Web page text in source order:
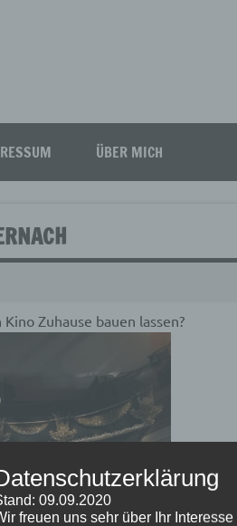
ÜBER MICH
Zuhause bauen lassen?
09.09.2020
freuen uns sehr über Ihr